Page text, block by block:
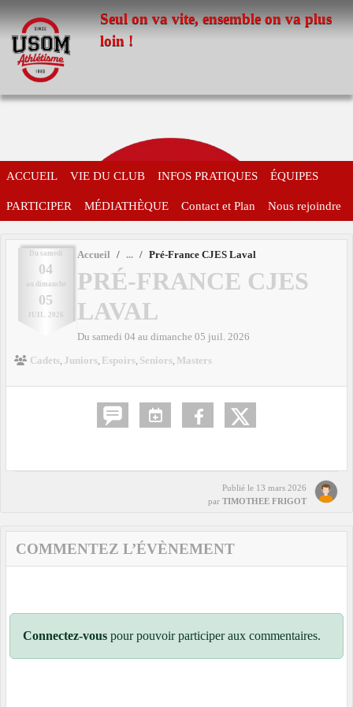
Seul on va vite, ensemble on va plus
loin !
ACCUEIL VIE DU CLUB INFOS PRATIQUES ÉQUIPES
PARTICIPER MÉDIATHÈQUE Contact et Plan Nous rejoindre
Du samedi
04
au dimanche
05
2026
Accueil Pré-France CJES Laval
PRÉ-FRANCE CJES
LAVAL
Du samedi 04 au dimanche 05 juil. 2026
Cadets Juniors Espoirs Seniors Masters
Publié le 13 mars 2026
par TIMOTHEE FRIGOT
COMMENTEZ L’ÉVÈNEMENT
Connectez-vous pour pouvoir participer aux commentaires.